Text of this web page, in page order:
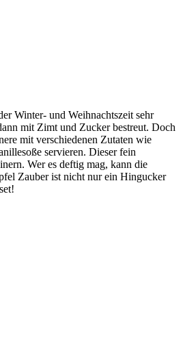
Winter- und Weihnachtszeit sehr
mit Zimt und Zucker bestreut. Doch
mit verschiedenen Zutaten wie
servieren. Dieser fein
Wer es deftig mag, kann die
Zauber ist nicht nur ein Hingucker